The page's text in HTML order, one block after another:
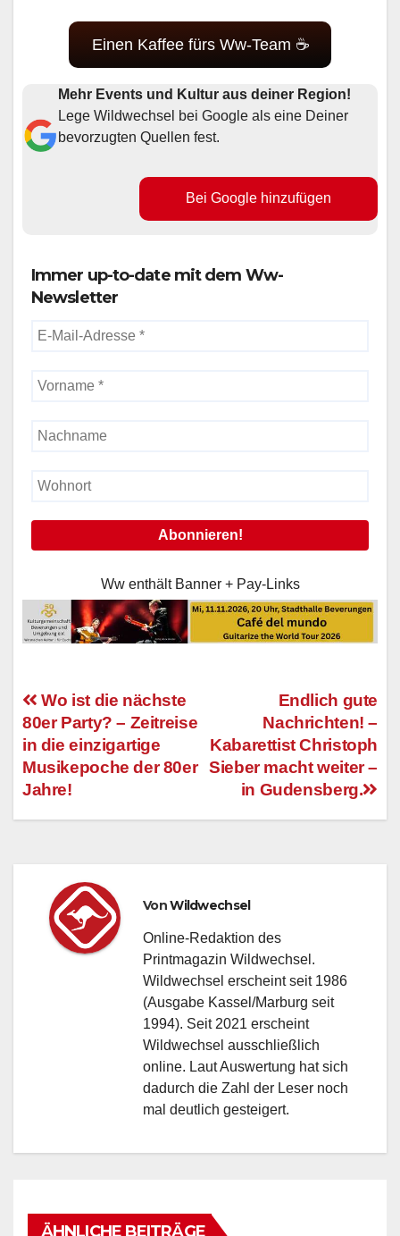
Einen Kaffee fürs Ww-Team ☕
Mehr Events und Kultur aus deiner Region!
Lege Wildwechsel bei Google als eine Deiner
bevorzugten Quellen fest.
Bei Google hinzufügen
Immer up-to-date mit dem Ww-
Newsletter
Ww enthält Banner + Pay-Links
Beitragsnavigation
Endlich gute
Nachrichten! –
Kabarettist Christoph
Sieber macht weiter –
in Gudensberg.
Wo ist die nächste
80er Party? – Zeitreise
in die einzigartige
Musikepoche der 80er
Jahre!
VonWildwechsel
Online-Redaktion des
Printmagazin Wildwechsel.
Wildwechsel erscheint seit 1986
(Ausgabe Kassel/Marburg seit
1994). Seit 2021 erscheint
Wildwechsel ausschließlich
online. Laut Auswertung hat sich
dadurch die Zahl der Leser noch
mal deutlich gesteigert.
ÄHNLICHE BEITRÄGE